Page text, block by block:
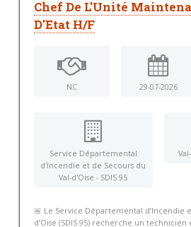
Chef De L'Unité
D'Etat H/F
NC 29-07-2026
Service Départemental
d'Incendie et de Secours du
Val-d'Oise - SDIS 95
🚨 Le Service Départemental d’Incendie
d’Oise (SDIS 95) recherche un